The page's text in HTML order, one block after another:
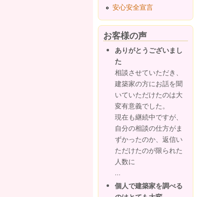
安心安全宣言
お客様の声
ありがとうございまし
た
相談させていただき、
建築家の方にお話を聞
いていただけたのは大
変有意義でした。
現在も継続中ですが、
自分の相談の仕方がま
ずかったのか、返信い
ただけたのが限られた
人数に
...
個人で建築家を調べる